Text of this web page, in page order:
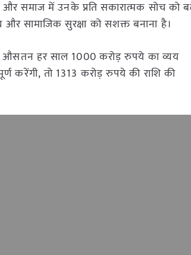
और समाज में उनके प्रति सकारात्मक सोच को
सामाजिक सुरक्षा को सशक्त बनाना है।
हर साल 1000 करोड़ रुपये का व्यय
करेंगी, तो 1313 करोड़ रुपये की राशि की